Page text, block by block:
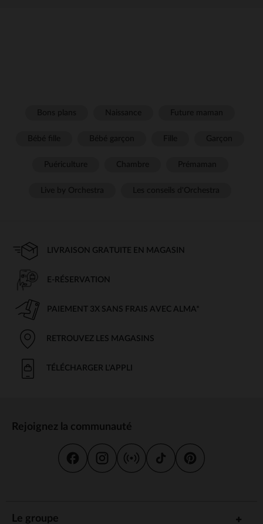
LIVRAISON GRATUITE EN MAGASIN
E-RÉSERVATION
PAIEMENT 3X SANS FRAIS AVEC ALMA*
RETROUVEZ LES MAGASINS
TÉLÉCHARGER L'APPLI
Rejoignez la communauté
Le groupe